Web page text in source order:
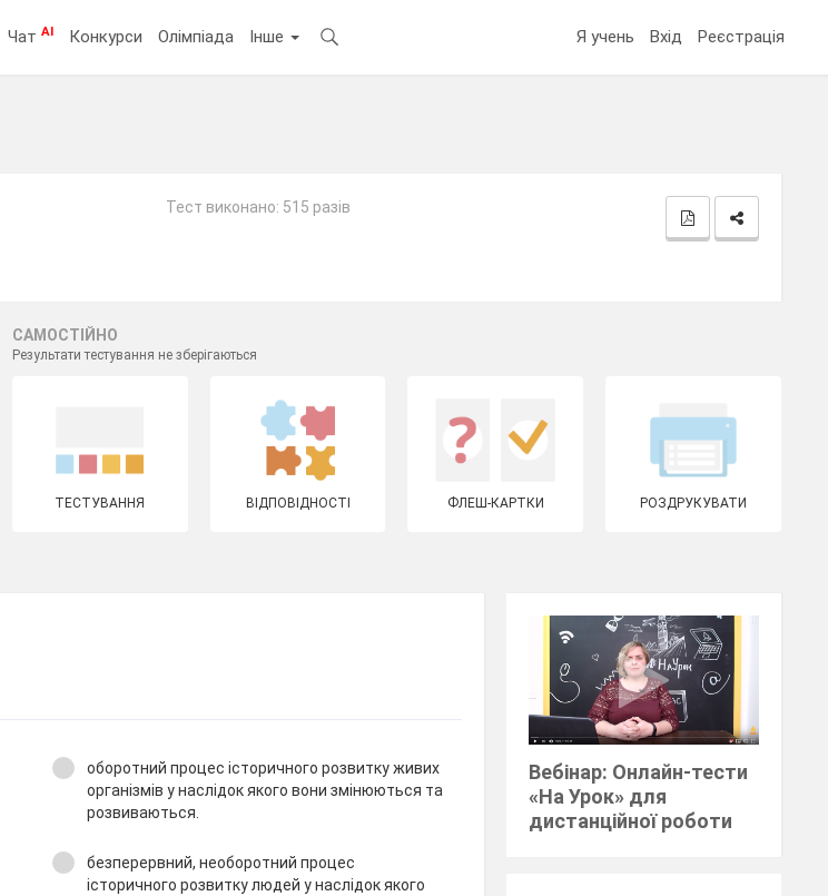
ЧатAI Конкурси Олімпіада Інше Я учень Вхід Реєстрація
Тест виконано: 515 разів
САМОСТІЙНО
Результати тестування не зберігаються
ТЕСТУВАННЯ ВІДПОВІДНОСТІ ФЛЕШ-КАРТКИ РОЗДРУКУВАТИ
оборотний процес історичного розвитку живих
організмів у наслідок якого вони змінюються та
розвиваються.
безперервний, необоротний процес
історичного розвитку людей у наслідок якого
Вебінар: Онлайн-тести
«На Урок» для
дистанційної роботи